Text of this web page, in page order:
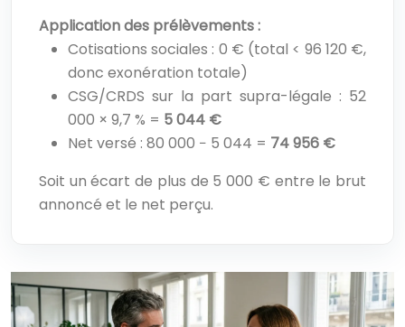
Application des prélèvements :
Cotisations sociales : 0 € (total < 96 120 €,
donc exonération totale)
CSG/CRDS sur la part supra-légale : 52
000 × 9,7 % = 5 044 €
Net versé : 80 000 − 5 044 = 74 956 €
Soit un écart de plus de 5 000 € entre le brut
annoncé et le net perçu.